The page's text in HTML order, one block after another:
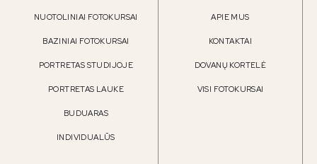
NUOTOLINIAI FOTOKURSAI
BAZINIAI FOTOKURSAI
PORTRETAS STUDIJOJE
PORTRETAS LAUKE
BUDUARAS
INDIVIDUALŪS
APIE MUS
KONTAKTAI
DOVANŲ KORTELĖ
VISI FOTOKURSAI